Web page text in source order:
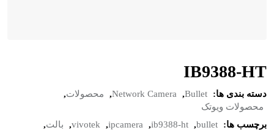
IB9388-HT
دسته بندی ها: Bullet
,
Network Camera
, محصولات,
محصولات ویوتک
برچسب ها:
bullet
,
ib9388-ht
,
ipcamera
,
vivotek
, بالت,